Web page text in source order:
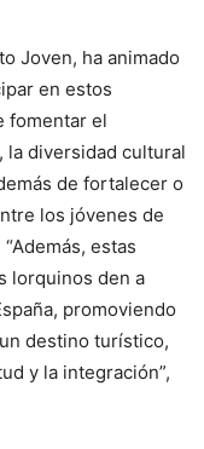
Joven, ha animado
en estos
fomentar el
la diversidad cultural
de fortalecer o
los jóvenes de
estas
lorquinos den a
promoviendo
destino turístico,
y la integración”,